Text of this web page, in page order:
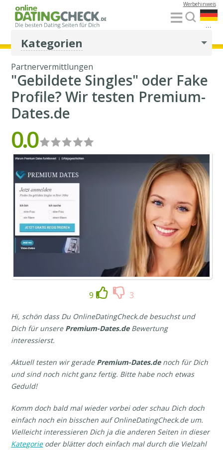
...
Werbehinweis
Kategorien
Partnervermittlungen
"Gebildete Singles" oder Fake
Profile? Wir testen Premium-
Dates.de
0.0
9 3
Hi, schön dass Du OnlineDatingCheck.de besuchst und
Dich für unsere Premium-Dates.deBewertung
interessierst.
Aktuell testen wir gerade Premium-Dates.denoch für Dich
und sind noch nicht ganz fertig. Bitte habe noch etwas
Geduld!
Komm doch bald mal wieder vorbei oder schau Dich doch
einfach noch ein bisschen auf OnlineDatingCheck.de um.
Vielleicht interessieren Dich ja die anderen Seiten in dieser
Kategorieoder blätter doch einfach mal durch die Vielzahl